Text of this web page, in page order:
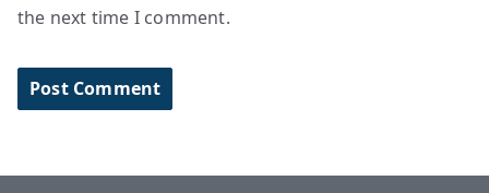
the next time I comment.